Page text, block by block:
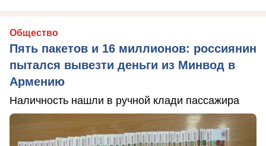
Общество
Пять пакетов и 16 миллионов: россиянин
пытался вывезти деньги из Минвод в
Армению
Наличность нашли в ручной клади пассажира